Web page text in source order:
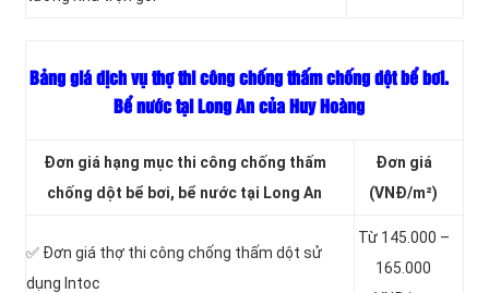
Bảng giá dịch vụ thợ thi công chống thấm chống dột bể bơi.
Bể nước tại Long An của Huy Hoàng
Đơn giá hạng mục thi công chống thấm
chống dột bể bơi, bể nước tại Long An
Đơn giá
(VNĐ/m²)
✅ Đơn giá thợ thi công chống thấm dột sử
dụng Intoc
Từ 145.000 –
165.000